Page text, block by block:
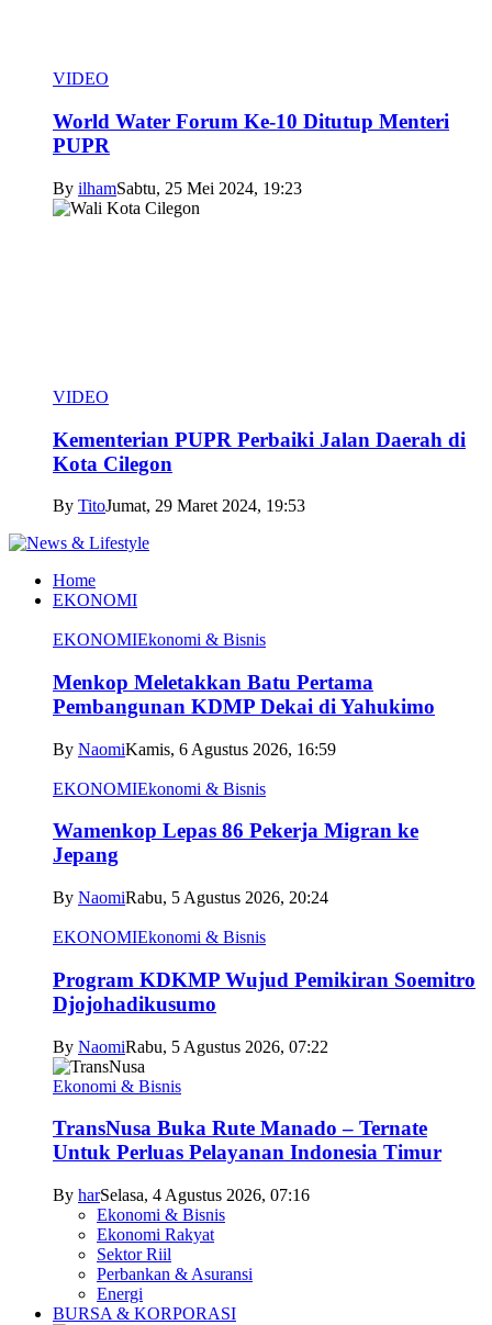
VIDEO
World Water Forum Ke-10 Ditutup Menteri
PUPR
By ilhamSabtu, 25 Mei 2024, 19:23
VIDEO
Kementerian PUPR Perbaiki Jalan Daerah di
Kota Cilegon
By TitoJumat, 29 Maret 2024, 19:53
Home
EKONOMI
EKONOMIEkonomi & Bisnis
Menkop Meletakkan Batu Pertama
Pembangunan KDMP Dekai di Yahukimo
By NaomiKamis, 6 Agustus 2026, 16:59
EKONOMIEkonomi & Bisnis
Wamenkop Lepas 86 Pekerja Migran ke
Jepang
By NaomiRabu, 5 Agustus 2026, 20:24
EKONOMIEkonomi & Bisnis
Program KDKMP Wujud Pemikiran Soemitro
Djojohadikusumo
By NaomiRabu, 5 Agustus 2026, 07:22
Ekonomi & Bisnis
TransNusa Buka Rute Manado – Ternate
Untuk Perluas Pelayanan Indonesia Timur
By harSelasa, 4 Agustus 2026, 07:16
Ekonomi & Bisnis
Ekonomi Rakyat
Sektor Riil
Perbankan & Asuransi
Energi
BURSA & KORPORASI